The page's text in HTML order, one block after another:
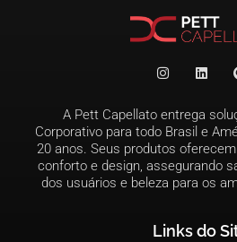
A Pett Capellato entrega
Corporativo para todo Brasil e
20 anos. Seus produtos
conforto e design, assegurando
dos usuários e beleza para os
Links do